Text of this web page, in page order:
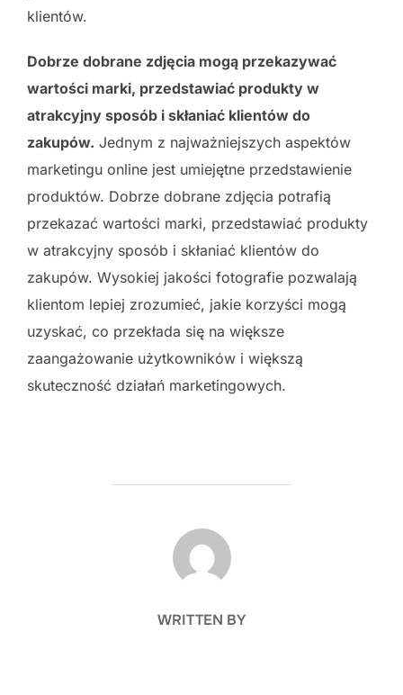
klientów.
Dobrze dobrane zdjęcia mogą przekazywać
wartości marki, przedstawiać produkty w
atrakcyjny sposób i skłaniać klientów do
zakupów. Jednym z najważniejszych aspektów
marketingu online jest umiejętne przedstawienie
produktów. Dobrze dobrane zdjęcia potrafią
przekazać wartości marki, przedstawiać produkty
w atrakcyjny sposób i skłaniać klientów do
zakupów. Wysokiej jakości fotografie pozwalają
klientom lepiej zrozumieć, jakie korzyści mogą
uzyskać, co przekłada się na większe
zaangażowanie użytkowników i większą
skuteczność działań marketingowych.
POST AUTHOR
WRITTEN BY